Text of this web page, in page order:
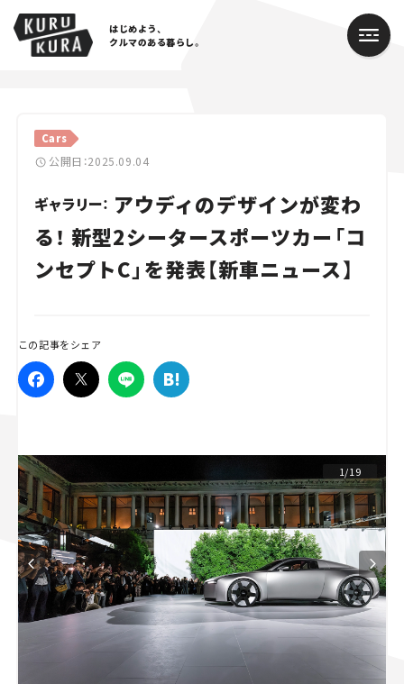
はじめよう、
クルマのある暮らし。
Cars
公開日：2025.09.04
ギャラリー： アウディのデザインが変わ
る！ 新型2シータースポーツカー「コ
ンセプトC」を発表【新車ニュース】
この記事をシェア
1/19
Cars
Lifestyle
Traffic
Special
Campaign
人気のハッシュタグ